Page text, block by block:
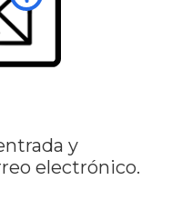
y
electrónico.